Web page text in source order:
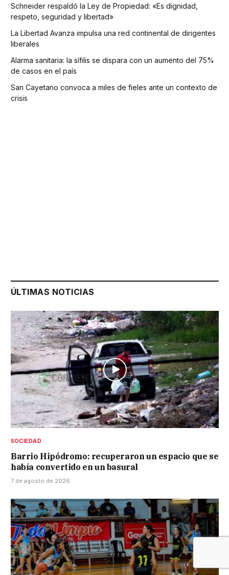
Schneider respaldó la Ley de Propiedad: «Es dignidad,
respeto, seguridad y libertad»
La Libertad Avanza impulsa una red continental de dirigentes
liberales
Alarma sanitaria: la sífilis se dispara con un aumento del 75%
de casos en el país
San Cayetano convoca a miles de fieles ante un contexto de
crisis
ÚLTIMAS NOTICIAS
SOCIEDAD
Barrio Hipódromo: recuperaron un espacio que se
había convertido en un basural
7 de agosto de 2026